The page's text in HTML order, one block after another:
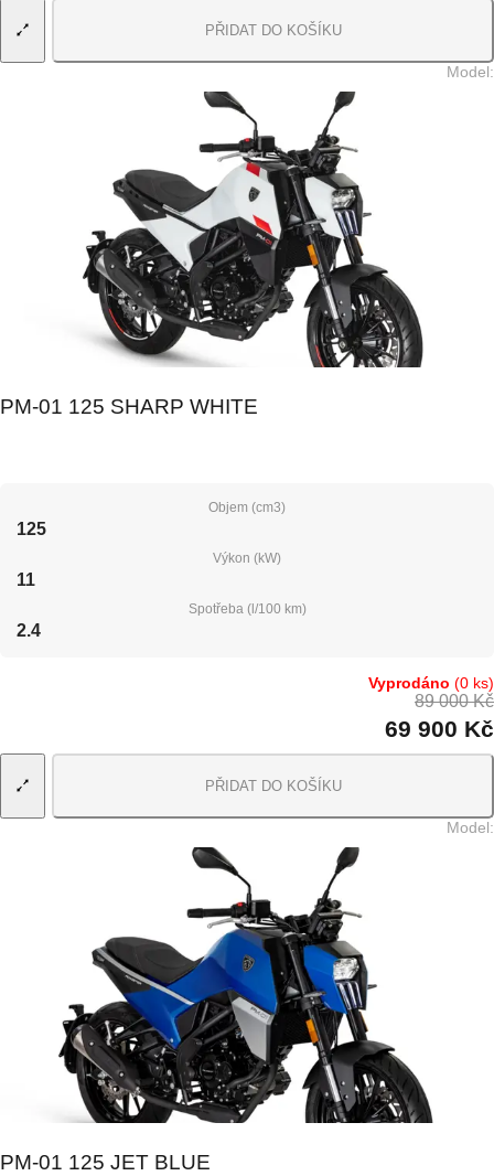
PŘIDAT DO KOŠÍKU
Model:
PM-01 125 SHARP WHITE
Objem (cm3)
125
Výkon (kW)
11
Spotřeba (l/100 km)
2.4
Vyprodáno (0 ks)
89 000 Kč
69 900 Kč
PŘIDAT DO KOŠÍKU
Model:
PM-01 125 JET BLUE